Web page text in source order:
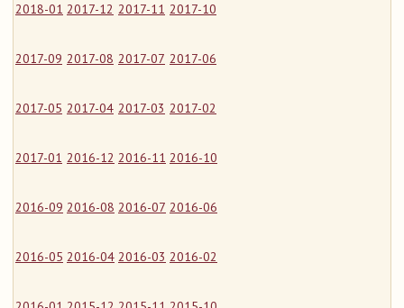
2018-01 2017-12 2017-11 2017-10
2017-09 2017-08 2017-07 2017-06
2017-05 2017-04 2017-03 2017-02
2017-01 2016-12 2016-11 2016-10
2016-09 2016-08 2016-07 2016-06
2016-05 2016-04 2016-03 2016-02